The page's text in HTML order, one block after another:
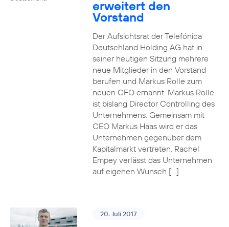
erweitert den
Vorstand
Der Aufsichtsrat der Telefónica
Deutschland Holding AG hat in
seiner heutigen Sitzung mehrere
neue Mitglieder in den Vorstand
berufen und Markus Rolle zum
neuen CFO ernannt. Markus Rolle
ist bislang Director Controlling des
Unternehmens. Gemeinsam mit
CEO Markus Haas wird er das
Unternehmen gegenüber dem
Kapitalmarkt vertreten. Rachel
Empey verlässt das Unternehmen
auf eigenen Wunsch […]
20. Juli 2017